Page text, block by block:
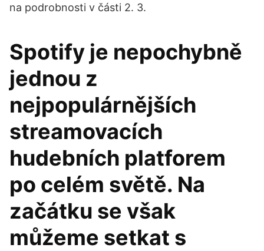
na podrobnosti v části 2. 3.
Spotify je nepochybně
jednou z
nejpopulárnějších
streamovacích
hudebních platforem
po celém světě. Na
začátku se však
můžeme setkat s